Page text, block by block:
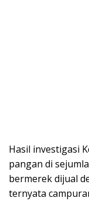
Hasil investigasi
pangan di
bermerek dijual
ternyata